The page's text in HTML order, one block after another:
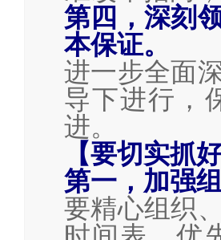
第四，深刻
本保证。
进一步全面
导下进行，
进。
【要切实抓
第一，加强
要精心组织